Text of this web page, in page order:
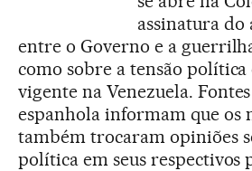
assinatura do
entre o Governo e a
como sobre a tensão
vigente na Venezuela.
espanhola informam que os
também trocaram opiniões
política em seus respectivos